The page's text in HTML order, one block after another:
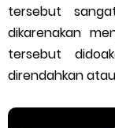
tersebut
dikarenakan
tersebut
direndahkan